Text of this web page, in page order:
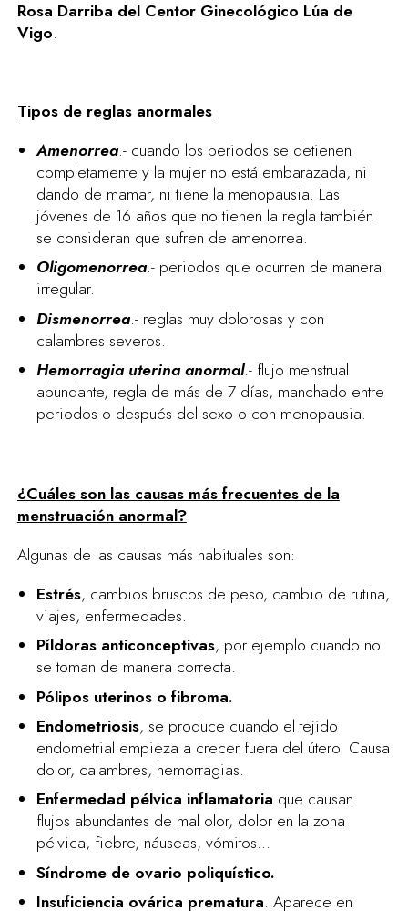
Rosa Darriba del Centor Ginecológico Lúa de
Vigo.
Tipos de reglas anormales
Amenorrea.- cuando los periodos se detienen
completamente y la mujer no está embarazada, ni
dando de mamar, ni tiene la menopausia. Las
jóvenes de 16 años que no tienen la regla también
se consideran que sufren de amenorrea.
Oligomenorrea.- periodos que ocurren de manera
irregular.
Dismenorrea.- reglas muy dolorosas y con
calambres severos.
Hemorragia uterina anormal.- flujo menstrual
abundante, regla de más de 7 días, manchado entre
periodos o después del sexo o con menopausia.
¿Cuáles son las causas más frecuentes de la
menstruación anormal?
Algunas de las causas más habituales son:
Estrés, cambios bruscos de peso, cambio de rutina,
viajes, enfermedades.
Píldoras anticonceptivas, por ejemplo cuando no
se toman de manera correcta.
Pólipos uterinos o fibroma.
Endometriosis, se produce cuando el tejido
endometrial empieza a crecer fuera del útero. Causa
dolor, calambres, hemorragias.
Enfermedad pélvica inflamatoria que causan
flujos abundantes de mal olor, dolor en la zona
pélvica, fiebre, náuseas, vómitos...
Síndrome de ovario poliquístico.
Insuficiencia ovárica prematura. Aparece en